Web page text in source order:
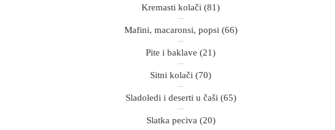
Kremasti kolači (81)
Mafini, macaronsi, popsi (66)
Pite i baklave (21)
Sitni kolači (70)
Sladoledi i deserti u čaši (65)
Slatka peciva (20)